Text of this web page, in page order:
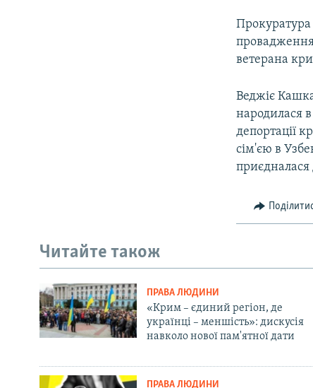
Прокуратура
ветерана
Веджіє
народилася
депортації
сім'єю в
приєдналася
Читайте також
ПРАВА ЛЮДИНИ
«Крим – єдиний регіон, де
українці – меншість»: дискусія
навколо нової пам'ятної дати
ПРАВА ЛЮДИНИ